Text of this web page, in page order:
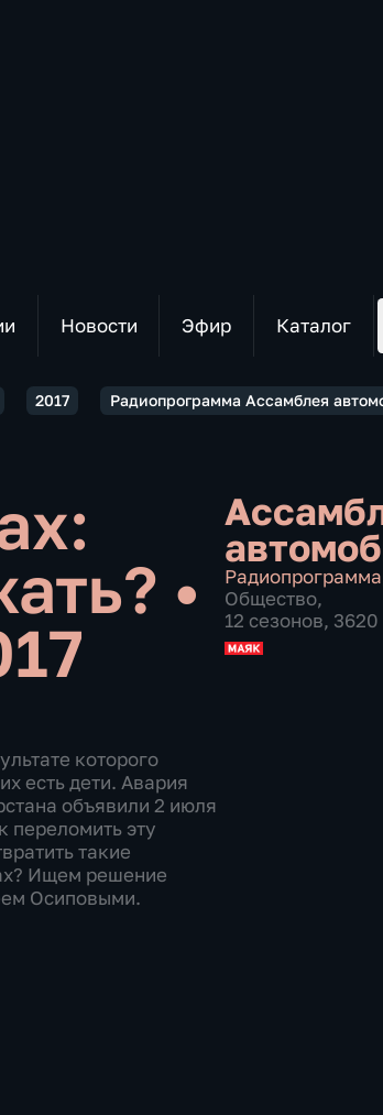
Новости Эфир Каталог
2017 Радиопрограмма Ассамблея
•
которого
есть дети. Авария
объявили 2 июля
переломить эту
такие
Ищем решение
Осиповыми.
Радиопрограмма
Общество,
12 сезонов,